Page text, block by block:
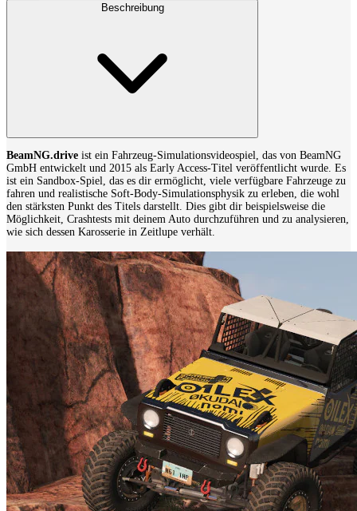
Beschreibung
BeamNG.drive ist ein Fahrzeug-Simulationsvideospiel, das von BeamNG
GmbH entwickelt und 2015 als Early Access-Titel veröffentlicht wurde. Es
ist ein Sandbox-Spiel, das es dir ermöglicht, viele verfügbare Fahrzeuge zu
fahren und realistische Soft-Body-Simulationsphysik zu erleben, die wohl
den stärksten Punkt des Titels darstellt. Dies gibt dir beispielsweise die
Möglichkeit, Crashtests mit deinem Auto durchzuführen und zu analysieren,
wie sich dessen Karosserie in Zeitlupe verhält.